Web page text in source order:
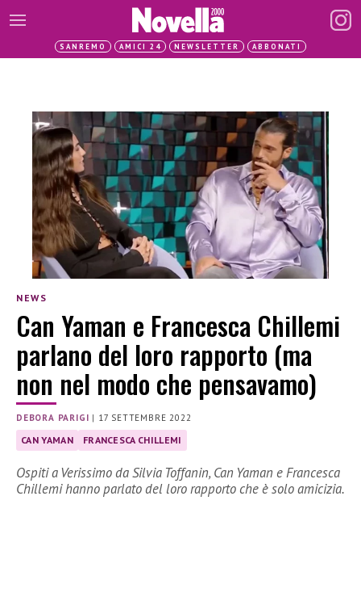
SANREMO AMICI 24 NEWSLETTER ABBONATI
NEWS
Can Yaman e Francesca Chillemi
parlano del loro rapporto (ma
non nel modo che pensavamo)
DEBORA PARIGI | 17 SETTEMBRE 2022
CAN YAMAN FRANCESCA CHILLEMI
Ospiti a Verissimo da Silvia Toffanin, Can Yaman e Francesca
Chillemi hanno parlato del loro rapporto che è solo amicizia.